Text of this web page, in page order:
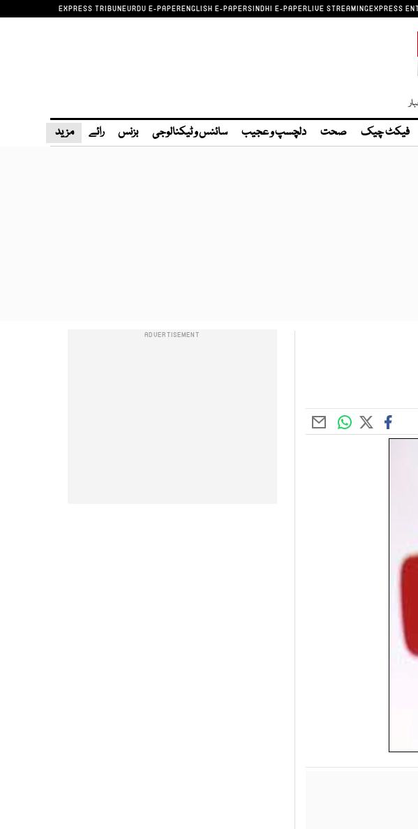
EXPRESS TRIBUNEURDU E-PAPERENGLISH E-PAPERSINDHI E-PAPERLIVE STREAMINGEXPRESS
فیکٹ چیک صحت دلچسپ و عجیب سائنس و ٹیکنالوجی بزنس رائے مزید